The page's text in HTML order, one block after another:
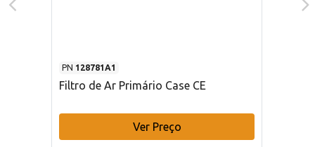
PN 128781A1
Filtro de Ar Primário Case CE
Ver Preço